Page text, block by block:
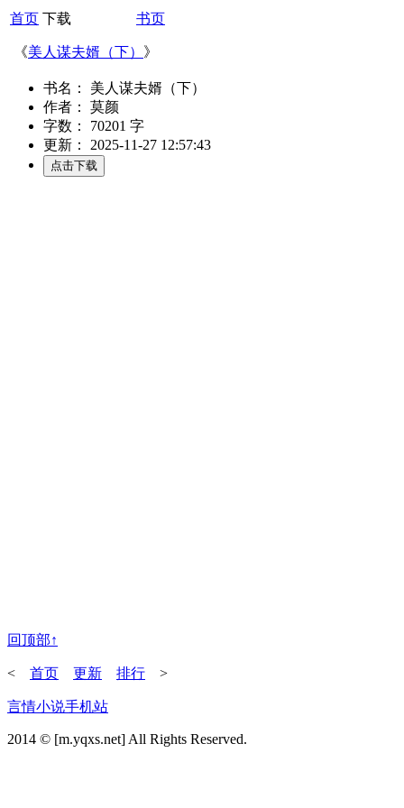
首页 下载 书页
《美人谋夫婿（下） 》
书名： 美人谋夫婿（下）
作者： 莫颜
字数： 70201 字
更新： 2025-11-27 12:57:43
回顶部↑
< 首页 更新 排行 >
言情小说手机站
2014 © [m.yqxs.net] All Rights Reserved.